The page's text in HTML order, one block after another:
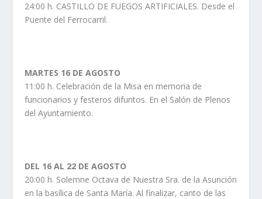
24:00 h. CASTILLO DE FUEGOS ARTIFICIALES. Desde el
Puente del Ferrocarril.
MARTES 16 DE AGOSTO
11:00 h. Celebración de la Misa en memoria de
funcionarios y festeros difuntos. En el Salón de Plenos
del Ayuntamiento.
DEL 16 AL 22 DE AGOSTO
20:00 h. Solemne Octava de Nuestra Sra. de la Asunción
en la basílica de Santa María. Al finalizar, canto de las